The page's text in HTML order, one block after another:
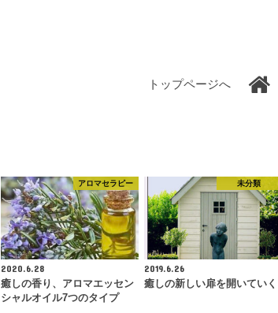
トップページへ
アロマセラピー
2020.6.28
癒しの香り、アロマエッセン
シャルオイル7つのタイプ
未分類
2019.6.26
癒しの新しい扉を開いていく